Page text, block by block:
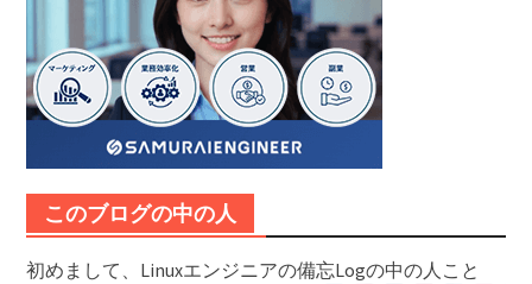
このブログの中の人
初めまして、Linuxエンジニアの備忘Logの中の人こと